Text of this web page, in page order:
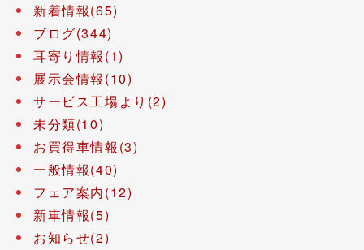
新着情報(65)
ブログ(344)
耳寄り情報(1)
展示会情報(10)
サービス工場より(2)
未分類(10)
お買得車情報(3)
一般情報(40)
フェア案内(12)
新車情報(5)
お知らせ(2)